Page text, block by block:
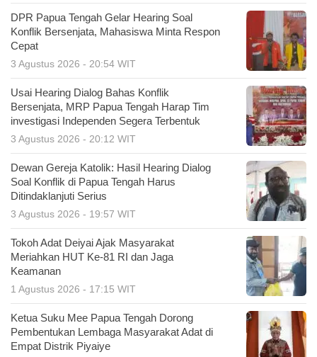
DPR Papua Tengah Gelar Hearing Soal
Konflik Bersenjata, Mahasiswa Minta Respon
Cepat
3 Agustus 2026 - 20:54 WIT
Usai Hearing Dialog Bahas Konflik
Bersenjata, MRP Papua Tengah Harap Tim
investigasi Independen Segera Terbentuk
3 Agustus 2026 - 20:12 WIT
Dewan Gereja Katolik: Hasil Hearing Dialog
Soal Konflik di Papua Tengah Harus
Ditindaklanjuti Serius
3 Agustus 2026 - 19:57 WIT
Tokoh Adat Deiyai Ajak Masyarakat
Meriahkan HUT Ke-81 RI dan Jaga
Keamanan
1 Agustus 2026 - 17:15 WIT
Ketua Suku Mee Papua Tengah Dorong
Pembentukan Lembaga Masyarakat Adat di
Empat Distrik Piyaiye